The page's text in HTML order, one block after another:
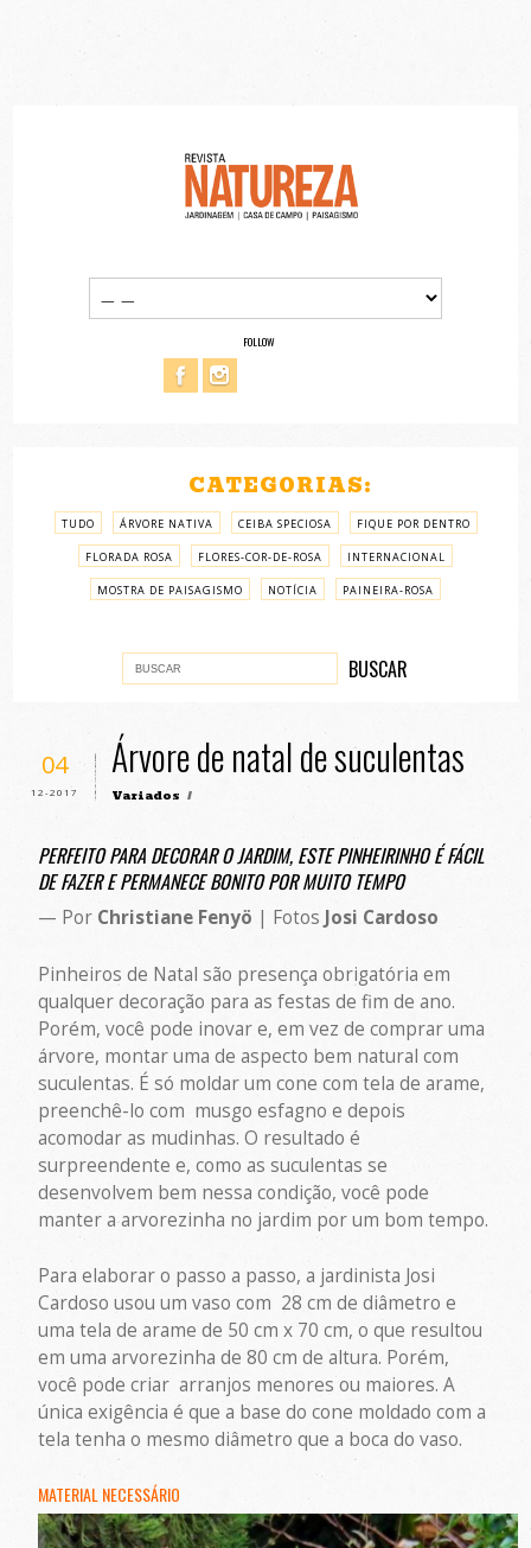
FOLLOW
CATEGORIAS:
TUDO ÁRVORE NATIVA CEIBA SPECIOSA FIQUE POR DENTRO
FLORADA ROSA FLORES-COR-DE-ROSA INTERNACIONAL
MOSTRA DE PAISAGISMO NOTÍCIA PAINEIRA-ROSA
04
12-2017
Árvore de natal de suculentas
Variados /
PERFEITO PARA DECORAR O JARDIM, ESTE PINHEIRINHO É FÁCIL
DE FAZER E PERMANECE BONITO POR MUITO TEMPO
— Por Christiane Fenyö | Fotos Josi Cardoso
Pinheiros de Natal são presença obrigatória em
qualquer decoração para as festas de fim de ano.
Porém, você pode inovar e, em vez de comprar uma
árvore, montar uma de aspecto bem natural com
suculentas. É só moldar um cone com tela de arame,
preenchê-lo com musgo esfagno e depois
acomodar as mudinhas. O resultado é
surpreendente e, como as suculentas se
desenvolvem bem nessa condição, você pode
manter a arvorezinha no jardim por um bom tempo.
Para elaborar o passo a passo, a jardinista Josi
Cardoso usou um vaso com 28 cm de diâmetro e
uma tela de arame de 50 cm x 70 cm, o que resultou
em uma arvorezinha de 80 cm de altura. Porém,
você pode criar arranjos menores ou maiores. A
única exigência é que a base do cone moldado com a
tela tenha o mesmo diâmetro que a boca do vaso.
MATERIAL NECESSÁRIO